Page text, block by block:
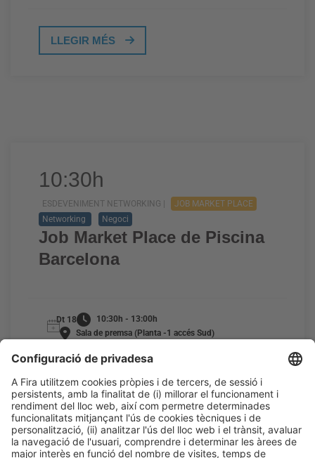
LLEGIR MÉS
10:30h
ESDEVENIMENT NETWORKING |
JOB MARKET PLACE
Networking
Negoci
Job Market Place de Piscina
Barcelona
Dt 18
10:30h - 13:00h
Sala de premsa (Planta -1 accés Sud)
LLEGIR MÉS